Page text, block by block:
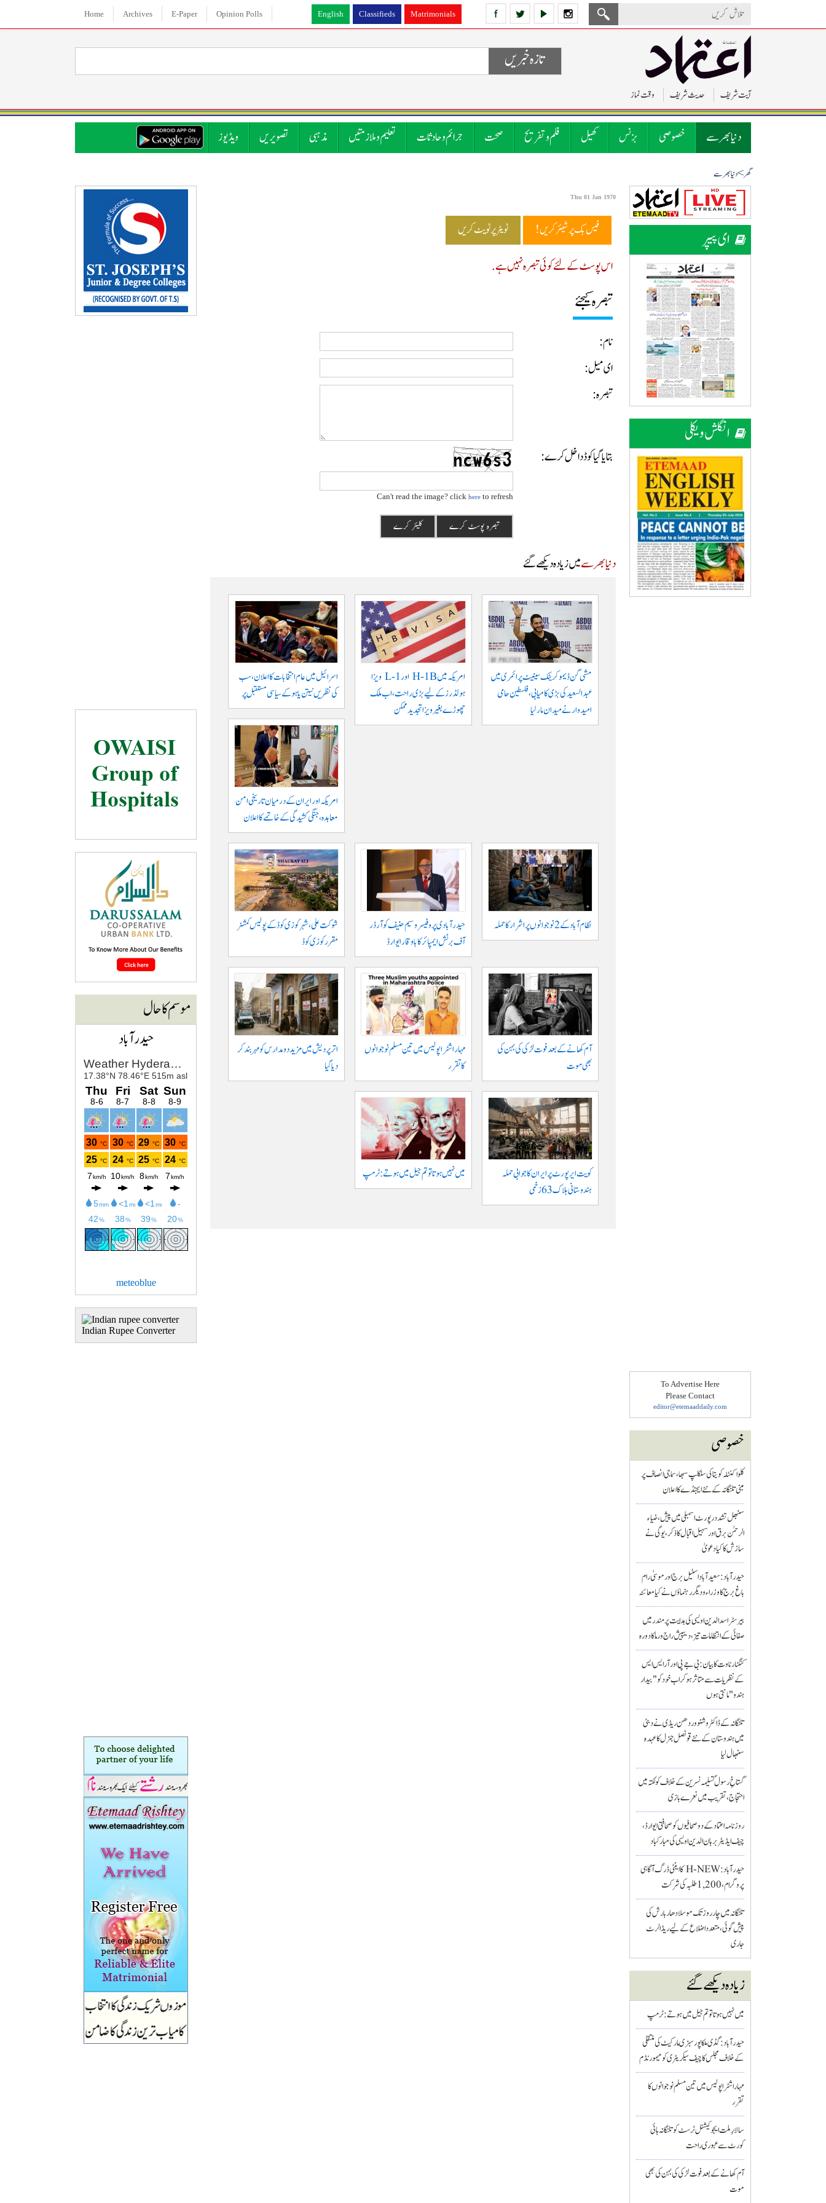
English Classifieds Matrimonials
Home Archives E-Paper Opinion Polls
آیت شریف حدیث شریف وقت نماز
تازہ خبریں
دنیا بھر سے خصوصی بزنس کھیل فلم و تفریح صحت جرائم و حادثات تعلیم و ملازمتیں مذہبی تصویریں ویڈیوز
گھر>دنیا بھر سے
ای پیپر
انگلش ویکلی
To Advertise Here
Please Contact
editor@etemaaddaily.com
خصوصی
کلواکنٹلہ کویتا کی سنکلپ سبھا، سماجی انصاف پر
مبنی تلنگانہ کے نئے ایجنڈے کا اعلان
سنبھل تشدد رپورٹ اسمبلی میں پیش، ضیاء
الرحمٰن برق اور سہیل اقبال کا ذکر، یوگی نے
سازش کا کیا دعویٰ
حیدرآباد: سعیدآباد اسٹیل برج اور موسیٰ رام
باغ برج کا وزراء و دیگر رہنماؤں نے کیا معائنہ
بیرسٹر اسدالدین اویسی کی ہدایت پر مندر میں
صفائی کے انتظامات تیز، دیپیش راج ورما کا دورہ
کنگنا رناوت کا بیان: بی جے پی اور آر ایس ایس
کے نظریات سے متاثر ہو کر اب خود کو "بیدار
ہندو" مانتی ہوں
تلنگانہ کے ڈاکٹر وشنو وردھن ریڈی نے دبئی
میں ہندوستان کے نئے قونصل جنرل کا عہدہ
سنبھال لیا
گستاخِ رسولؐ تسلیمہ نسرین کے خلاف کولکتہ میں
احتجاج، تقریب میں نعرے بازی
روزنامہ اعتماد کے دو صحافیوں کو صحافتی ایوارڈ،
چیف ایڈیٹر برہان الدین اویسی کی مبارکباد
حیدرآباد: H-NEW کا اینٹی ڈرگ آگاہی
پروگرام، 1,200 طلبہ کی شرکت
تلنگانہ میں چار روز تک موسلادھار بارش کی
پیش گوئی، متعدد اضلاع کے لیے ریڈ الرٹ
جاری
زیادہ دیکھے گئے
میں نہیں ہوتا تو تم جیل میں ہوتے : ٹرمپ
حیدرآباد: گڈی ملکاپور سبزی مارکیٹ کی منتقلی
کے خلاف مجلس کا چیف سیکریٹری کو میمورنڈم
مہاراشٹرا پولیس میں تین مسلم نو جوانوں کا
تقرر
سالارِ ملت ایجوکیشنل ٹرسٹ کو تلنگانہ ہائی
کورٹ سے عبوری راحت
آم کھانے کے بعد فوت لڑکی کی بہن کی بھی
موت
Thu 01 Jan 1970
فیس بک پر شیئر کریں! ٹویٹر پر ٹویٹ کریں
اس پوسٹ کے لئے کوئی تبصرہ نہیں ہے.
تبصرہ کیجئے
نام:
ای میل:
تبصرہ:
بتایا گیا کوڈ داخل کرے:
Can't read the image? click hereto refresh
دنیا بھر سےمیں زیادہ دیکھے گئے
مشی گن ڈیموکریٹک سینیٹ پرائمری میں
عبدالسعید کی بڑی کامیابی، فلسطین حامی
امیدوار نے میدان مار لیا
امریکہ میں H-1B اور L-1 ویزا
ہولڈرز کے لیے بڑی راحت، اب ملک
چھوڑے بغیر ویزا تجدید ممکن
اسرائیل میں عام انتخابات کا اعلان، سب
کی نظریں نیتن یاہو کے سیاسی مستقبل پر
امریکہ اور ایران کے درمیان تاریخی امن
معاہدہ، جنگی کشیدگی کے خاتمے کا اعلان
نظام آباد کے 2 نوجوانوں پر اشرار کا حملہ
حیدر آبادی پر و فیسر وسیم حنیف کو آرڈر
آف برٹش ایمپائر کا باوقار ایوارڈ
شوکت علی ، شہر کوزی کوڈ کے پولیس کمشنر
مقرر کوزی کوڈ
آم کھانے کے بعد فوت لڑکی کی بہن کی
بھی موت
مہاراشٹرا پولیس میں تین مسلم نو جوانوں
کا تقرر
اتر پردیش میں مزید دو مدارس کو مہر بند کر
دیا گیا
کویت ایر پورٹ پر ایران کا جوابی حملہ
ہندوستانی ہلاک 63 زخمی
میں نہیں ہوتا تو تم جیل میں ہوتے : ٹرمپ
موسم کا حال
حیدرآباد
meteoblue
Indian Rupee Converter